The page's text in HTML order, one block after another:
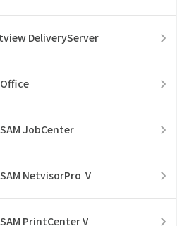
DeliveryServer
JobCenter
NetvisorPro Ⅴ
PrintCenter V